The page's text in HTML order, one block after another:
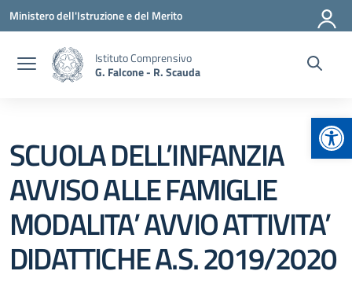
Vai ai contenuti
Vai al menu di navigazione
Vai al footer
Ministero dell'Istruzione e del Merito
Istituto Comprensivo
G. Falcone - R. Scauda
SCUOLA DELL’INFANZIA
AVVISO ALLE FAMIGLIE
MODALITA’ AVVIO ATTIVITA’
DIDATTICHE A.S. 2019/2020